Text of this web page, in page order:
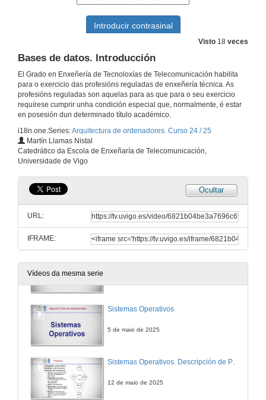
Visto 18 veces
Bases de datos. Introducción
El Grado en Enxeñería de Tecnoloxías de Telecomunicación habilita
para o exercicio das profesións reguladas de enxeñería técnica. As
profesións reguladas son aquelas para as que para o seu exercicio
requírese cumprir unha condición especial que, normalmente, é estar
en posesión dun determinado título académico.
i18n.one.Series:Arquitectura de ordenadores. Curso 24 / 25
Martín Llamas Nistal
Catedrático da Escola de Enxeñaría de Telecomunicación,
Universidade de Vigo
Ocultar
URL:
IFRAME:
Vídeos da mesma serie
31 de mar. de 2025
Variaciones sobre la Periferia
7 de abr. de 2025
Interrupciones (Algorítmez)
28 de abr. de 2025
Sistemas Operativos
5 de maio de 2025
Sistemas Operativos. Descripción de Procesos (completa)
12 de maio de 2025